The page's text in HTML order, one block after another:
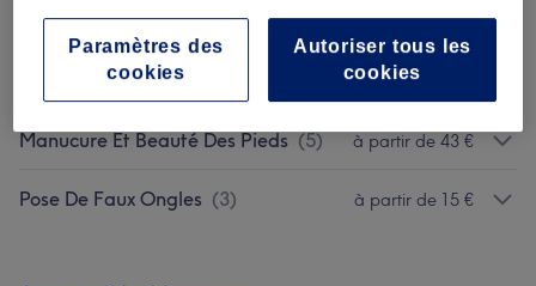
Nail Art Et Suppléments (3 à partir de 5 €
Beauté Des Pieds ( à partir de 28 €
Manucure Et Beauté Des Pieds (5) à partir de 43 €
Pose De Faux Ongles (3) à partir de 15 €
Autoriser tous les
cookies
Paramètres des
cookies